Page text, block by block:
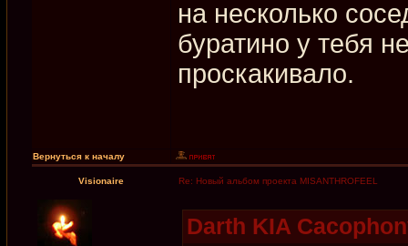
на несколько
буратино у тебя
проскакивало.
Вернуться к началу
Visionaire Re: Новый альбом проекта MISANTHROFEEL
Darth KIA